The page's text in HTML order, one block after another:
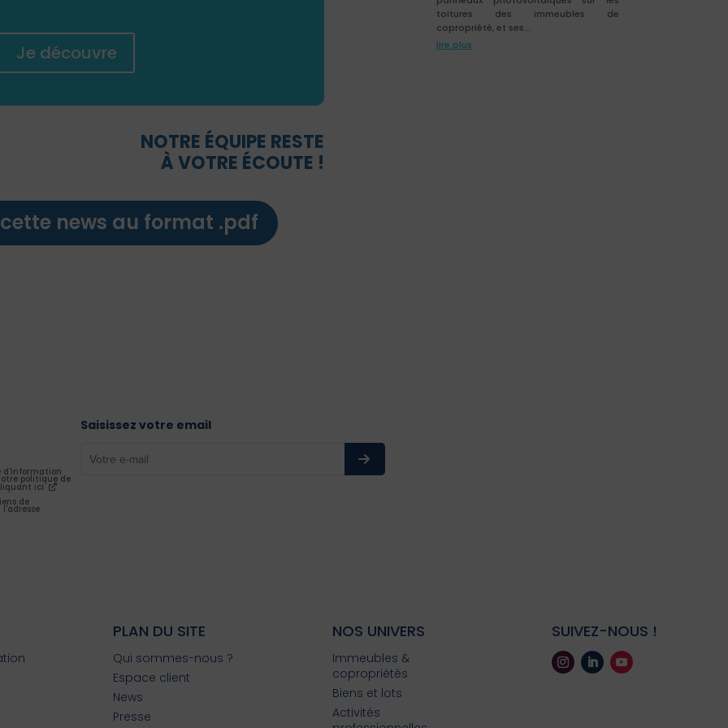
Je découvre
NOTRE ÉQUIPE RESTE
À VOTRE ÉCOUTE !
news au format .pdf
toitures des immeubles de
copropriété, et ses...
lire plus
d'information
politique de
ici
de
Saisissez votre email
PLAN DU SITE
Qui sommes-nous ?
Espace client
News
Presse
NOS UNIVERS
Immeubles &
copropriétés
Biens et lots
Activités
SUIVEZ-NOUS !